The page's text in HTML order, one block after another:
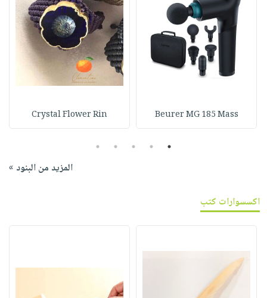
Beurer MG 185 Mass
Crystal Flower Rin
1
2
3
4
5
المزيد من البنود »
اكسسوارات كتب